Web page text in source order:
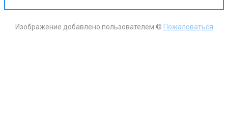
Изображение добавлено пользователем © Пожаловаться